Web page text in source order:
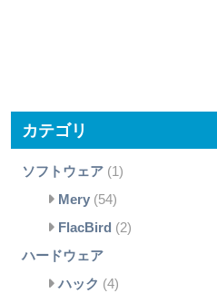
カテゴリ
ソフトウェア(1)
Mery(54)
FlacBird (2)
ハードウェア
ハック (4)